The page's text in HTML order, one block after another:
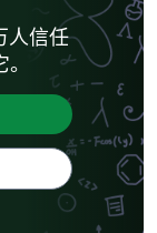
人信任